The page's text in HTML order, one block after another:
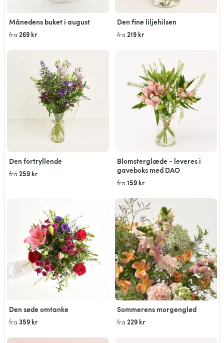
Månedens buket i august
fra 269 kr
Den fine liljehilsen
fra 219 kr
Den fortryllende
fra 259 kr
Blomsterglæde - leveres i
gaveboks med DAO
fra 159 kr
Den søde omtanke
fra 359 kr
Sommerens morgenglød
fra 229 kr